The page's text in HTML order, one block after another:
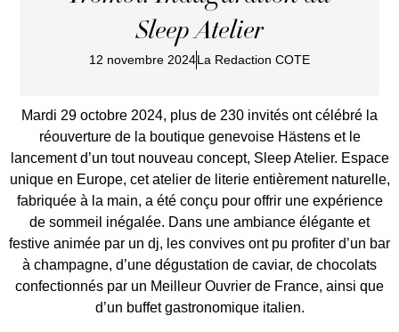
Sleep Atelier
12 novembre 2024La Redaction COTE
Mardi 29 octobre 2024, plus de 230 invités ont célébré la
réouverture de la boutique genevoise Hästens et le
lancement d’un tout nouveau concept, Sleep Atelier. Espace
unique en Europe, cet atelier de literie entièrement naturelle,
fabriquée à la main, a été conçu pour offrir une expérience
de sommeil inégalée. Dans une ambiance élégante et
festive animée par un dj, les convives ont pu profiter d’un bar
à champagne, d’une dégustation de caviar, de chocolats
confectionnés par un Meilleur Ouvrier de France, ainsi que
d’un buffet gastronomique italien.